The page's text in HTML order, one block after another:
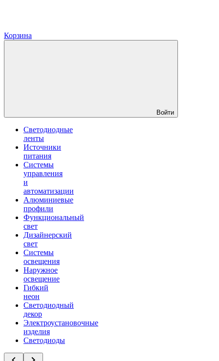
Корзина
Войти
Светодиодные
ленты
Источники
питания
Системы
управления
и
автоматизации
Алюминиевые
профили
Функциональный
свет
Дизайнерский
свет
Системы
освещения
Наружное
освещение
Гибкий
неон
Светодиодный
декор
Электроустановочные
изделия
Светодиоды